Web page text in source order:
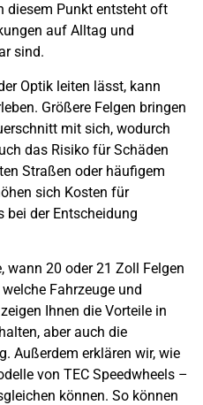
diesem Punkt entsteht oft
auf Alltag und
sind.
Optik leiten lässt, kann
Größere Felgen bringen
mit sich, wodurch
das Risiko für Schäden
Straßen oder häufigem
sich Kosten für
bei der Entscheidung
wann 20 oder 21 Zoll Felgen
Fahrzeuge und
Ihnen die Vorteile in
aber auch die
Außerdem erklären wir, wie
von TEC Speedwheels –
können. So können